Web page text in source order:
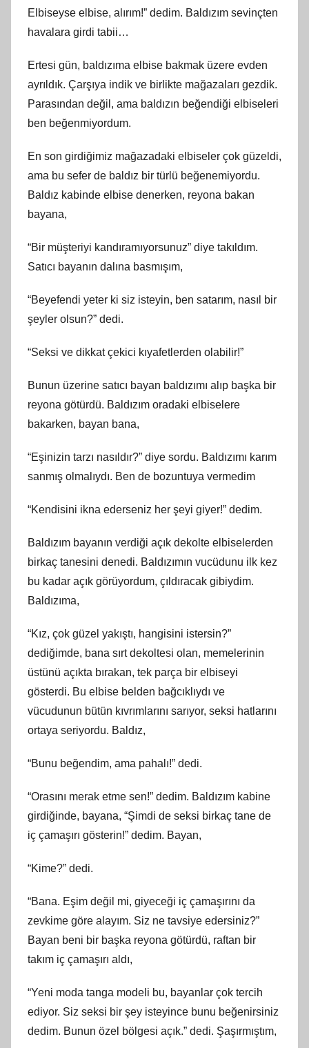
Elbiseyse elbise, alırım!” dedim. Baldızım sevinçten
havalara girdi tabii…
Ertesi gün, baldızıma elbise bakmak üzere evden
ayrıldık. Çarşıya indik ve birlikte mağazaları gezdik.
Parasından değil, ama baldızın beğendiği elbiseleri
ben beğenmiyordum.
En son girdiğimiz mağazadaki elbiseler çok güzeldi,
ama bu sefer de baldız bir türlü beğenemiyordu.
Baldız kabinde elbise denerken, reyona bakan
bayana,
“Bir müşteriyi kandıramıyorsunuz” diye takıldım.
Satıcı bayanın dalına basmışım,
“Beyefendi yeter ki siz isteyin, ben satarım, nasıl bir
şeyler olsun?” dedi.
“Seksi ve dikkat çekici kıyafetlerden olabilir!”
Bunun üzerine satıcı bayan baldızımı alıp başka bir
reyona götürdü. Baldızım oradaki elbiselere
bakarken, bayan bana,
“Eşinizin tarzı nasıldır?” diye sordu. Baldızımı karım
sanmış olmalıydı. Ben de bozuntuya vermedim
“Kendisini ikna ederseniz her şeyi giyer!” dedim.
Baldızım bayanın verdiği açık dekolte elbiselerden
birkaç tanesini denedi. Baldızımın vucüdunu ilk kez
bu kadar açık görüyordum, çıldıracak gibiydim.
Baldızıma,
“Kız, çok güzel yakıştı, hangisini istersin?”
dediğimde, bana sırt dekoltesi olan, memelerinin
üstünü açıkta bırakan, tek parça bir elbiseyi
gösterdi. Bu elbise belden bağcıklıydı ve
vücudunun bütün kıvrımlarını sarıyor, seksi hatlarını
ortaya seriyordu. Baldız,
“Bunu beğendim, ama pahalı!” dedi.
“Orasını merak etme sen!” dedim. Baldızım kabine
girdiğinde, bayana, “Şimdi de seksi birkaç tane de
iç çamaşırı gösterin!” dedim. Bayan,
“Kime?” dedi.
“Bana. Eşim değil mi, giyeceği iç çamaşırını da
zevkime göre alayım. Siz ne tavsiye edersiniz?”
Bayan beni bir başka reyona götürdü, raftan bir
takım iç çamaşırı aldı,
“Yeni moda tanga modeli bu, bayanlar çok tercih
ediyor. Siz seksi bir şey isteyince bunu beğenirsiniz
dedim. Bunun özel bölgesi açık.” dedi. Şaşırmıştım,